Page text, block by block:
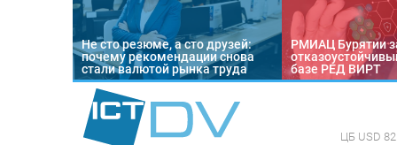
Не сто резюме, а сто друзей:
почему рекомендации снова
стали валютой рынка труда
РМИАЦ Бурятии
базе РЕД ВИРТ
ЦБ USD